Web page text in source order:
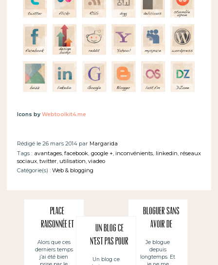
Icons by Webtoolkit4.me
Rédigé le 26 mars 2014 par Margarida
Tags : avantages,facebook, google +, inconvénients, linkedin, réseaux
sociaux, twitter, utilisation, viadeo
Catégorie(s) : Web & blogging
Place
raisonnée et
raisonnable
des réseaux
Alors que ces
derniers temps
j’ai été bien
Un blog ce
n’est pas pour
lire
Un blog ce
Bloguer sans
avoir de
calendrier
éditorial
Je blogue
depuis
longtemps. Et